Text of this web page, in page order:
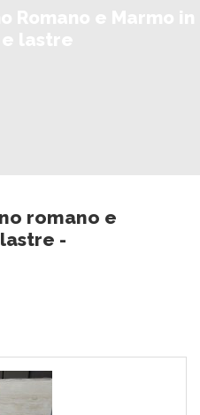
romano e
-